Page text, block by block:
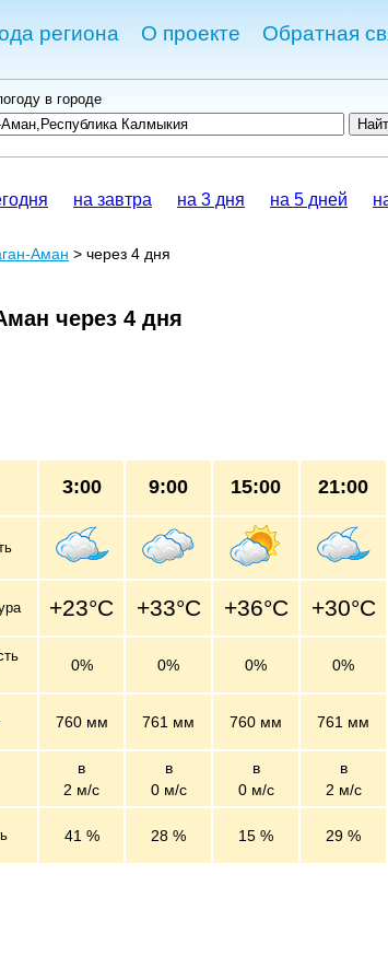
региона О проекте Обратная
в городе
на завтра на 3 дня на 5 дней
Аман > через 4 дня
через 4 дня
3:00 9:00 15:00 21:00
+23°C +33°C +36°C +30°C
0% 0% 0% 0%
760 мм 761 мм 760 мм 761 мм
в
2 м/c
в
0 м/c
в
0 м/c
в
2 м/c
41 % 28 % 15 % 29 %